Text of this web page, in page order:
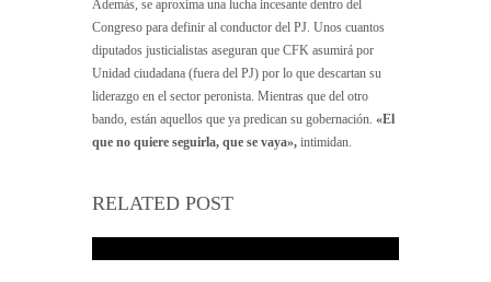
Además, se aproxima una lucha incesante dentro del
Congreso para definir al conductor del PJ. Unos cuantos
diputados justicialistas aseguran que CFK asumirá por
Unidad ciudadana (fuera del PJ) por lo que descartan su
liderazgo en el sector peronista. Mientras que del otro
bando, están aquellos que ya predican su gobernación. «El
que no quiere seguirla, que se vaya», intimidan.
RELATED POST